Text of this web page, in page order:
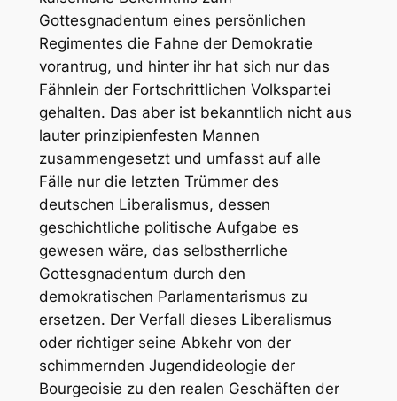
Gottesgnadentum eines persönlichen
Regimentes die Fahne der Demokratie
vorantrug, und hinter ihr hat sich nur das
Fähnlein der Fortschrittlichen Volkspartei
gehalten. Das aber ist bekanntlich nicht aus
lauter prinzipienfesten Mannen
zusammengesetzt und umfasst auf alle
Fälle nur die letzten Trümmer des
deutschen Liberalismus, dessen
geschichtliche politische Aufgabe es
gewesen wäre, das selbstherrliche
Gottesgnadentum durch den
demokratischen Parlamentarismus zu
ersetzen. Der Verfall dieses Liberalismus
oder richtiger seine Abkehr von der
schimmernden Jugendideologie der
Bourgeoisie zu den realen Geschäften der